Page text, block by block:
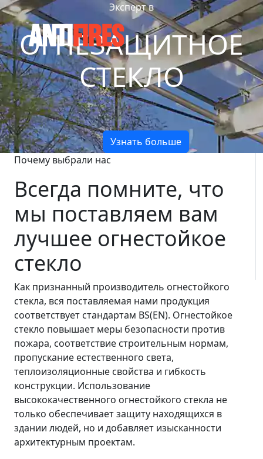
Эксперт в
ОГНЕЗАЩИТНОЕ
СТЕКЛО
Узнать больше
Почему выбрали нас
Всегда помните, что
мы поставляем вам
лучшее огнестойкое
стекло
Как признанный производитель огнестойкого
стекла, вся поставляемая нами продукция
соответствует стандартам BS(EN). Огнестойкое
стекло повышает меры безопасности против
пожара, соответствие строительным нормам,
пропускание естественного света,
теплоизоляционные свойства и гибкость
конструкции. Использование
высококачественного огнестойкого стекла не
только обеспечивает защиту находящихся в
здании людей, но и добавляет изысканности
архитектурным проектам.